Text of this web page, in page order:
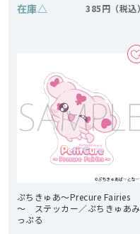
在庫△ 385円
ぷちきゅあ～Precure Fairies
～ ステッカー／ぷちきゅあみ
っぷる